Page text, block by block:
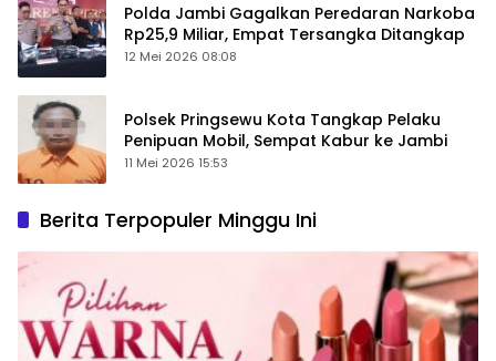
Polda Jambi Gagalkan Peredaran Narkoba
Rp25,9 Miliar, Empat Tersangka Ditangkap
12 Mei 2026 08:08
Polsek Pringsewu Kota Tangkap Pelaku
Penipuan Mobil, Sempat Kabur ke Jambi
11 Mei 2026 15:53
Berita Terpopuler Minggu Ini